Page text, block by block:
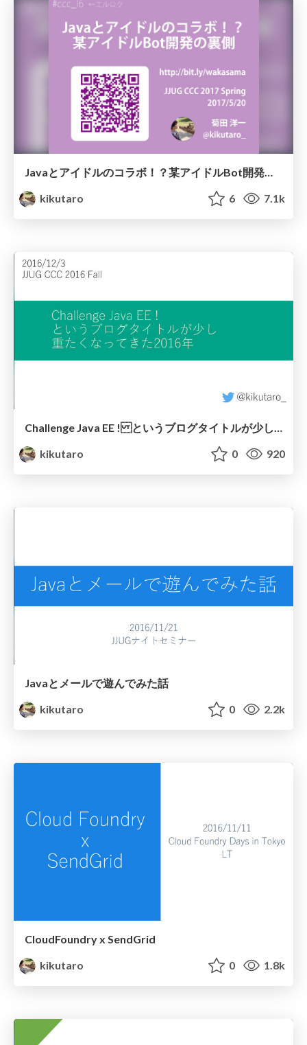
kikutaro
6 7.1k
Challenge Java EE ! というブログタイトルが少し 重たくなってきた2016年
kikutaro
0 920
Javaとメールで遊んでみた話
kikutaro
0 2.2k
CloudFoundry x SendGrid
kikutaro
0 1.8k